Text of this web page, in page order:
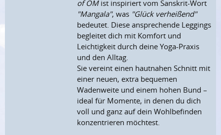
of OMist inspiriert vom Sanskrit-Wort
"Mangala", was "Glück verheißend"
bedeutet. Diese ansprechende Leggings
begleitet dich mit Komfort und
Leichtigkeit durch deine Yoga-Praxis
und den Alltag.
Sie vereint einen hautnahen Schnitt mit
einer neuen, extra bequemen
Wadenweite und einem hohen Bund –
ideal für Momente, in denen du dich
voll und ganz auf dein Wohlbefinden
konzentrieren möchtest.